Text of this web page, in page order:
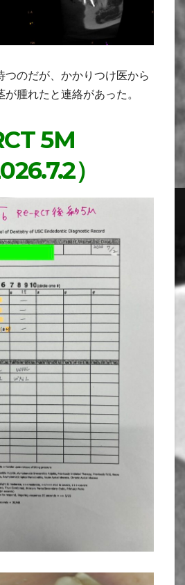
つのだが、かかりつけ医から
腫れたと連絡があった。
5M
）